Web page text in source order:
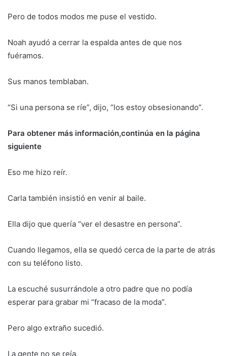
Pero de todos modos me puse el vestido.
Noah ayudó a cerrar la espalda antes de que nos
fuéramos.
Sus manos temblaban.
“Si una persona se ríe”, dijo, “los estoy obsesionando”.
Para obtener más información,continúa en la página
siguiente
Eso me hizo reír.
Carla también insistió en venir al baile.
Ella dijo que quería “ver el desastre en persona”.
Cuando llegamos, ella se quedó cerca de la parte de atrás
con su teléfono listo.
La escuché susurrándole a otro padre que no podía
esperar para grabar mi “fracaso de la moda”.
Pero algo extraño sucedió.
La gente no se reía.